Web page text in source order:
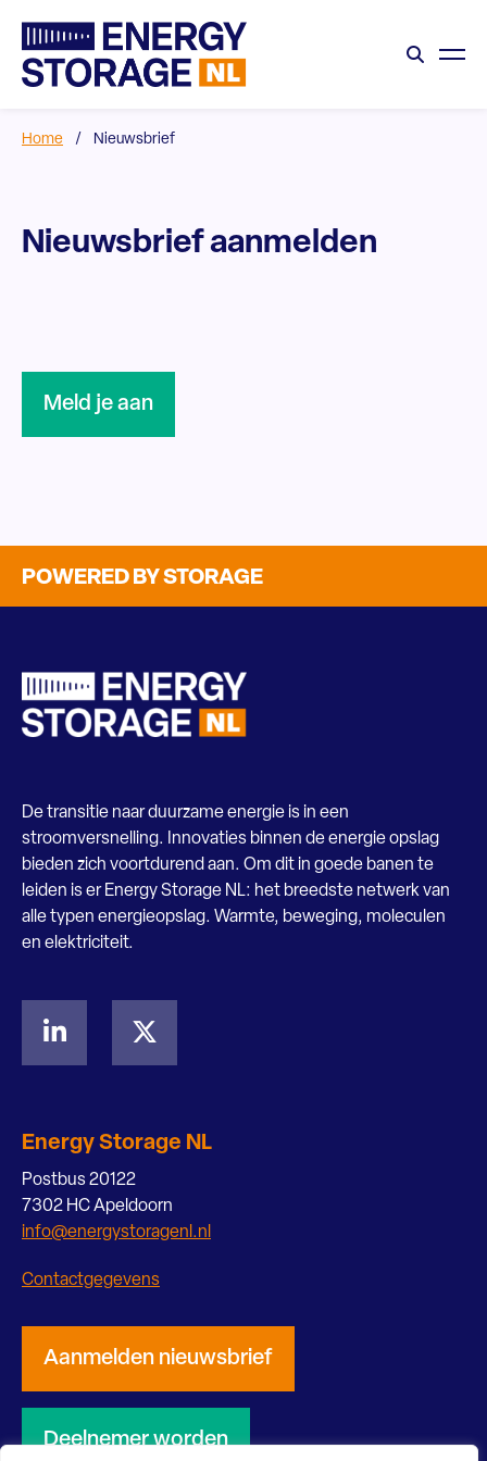
Home / Nieuwsbrief
Nieuwsbrief aanmelden
Meld je aan
POWERED BY STORAGE
De transitie naar duurzame energie is in een
stroomversnelling. Innovaties binnen de energie opslag
bieden zich voortdurend aan. Om dit in goede banen te
leiden is er Energy Storage NL: het breedste netwerk van
alle typen energieopslag. Warmte, beweging, moleculen
en elektriciteit.
Energy Storage NL
Postbus 20122
7302 HC Apeldoorn
info@energystoragenl.nl
Contactgegevens
Aanmelden nieuwsbrief
Deelnemer worden